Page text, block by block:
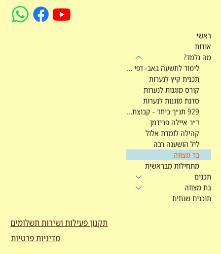
תקנון פעילות ושירות תשלומים
מדיניות פרטיות
ראשי
אודות
מה נלמד?
לימוד לתשעה באב- דפי מקורות
תכנית קיץ לנערות
קורס מוגנות לנערות
סדנת מוגנות לנערות
929 תנ״ך ביחד - קבוצת לימוד
ד״ר איילה פרידמן
קהילה לומדת אלול
ליל הושענה רבה
בר מצווה
מתחילות מבראשית
תכנים
בת מצווה
תוכנית שנתית